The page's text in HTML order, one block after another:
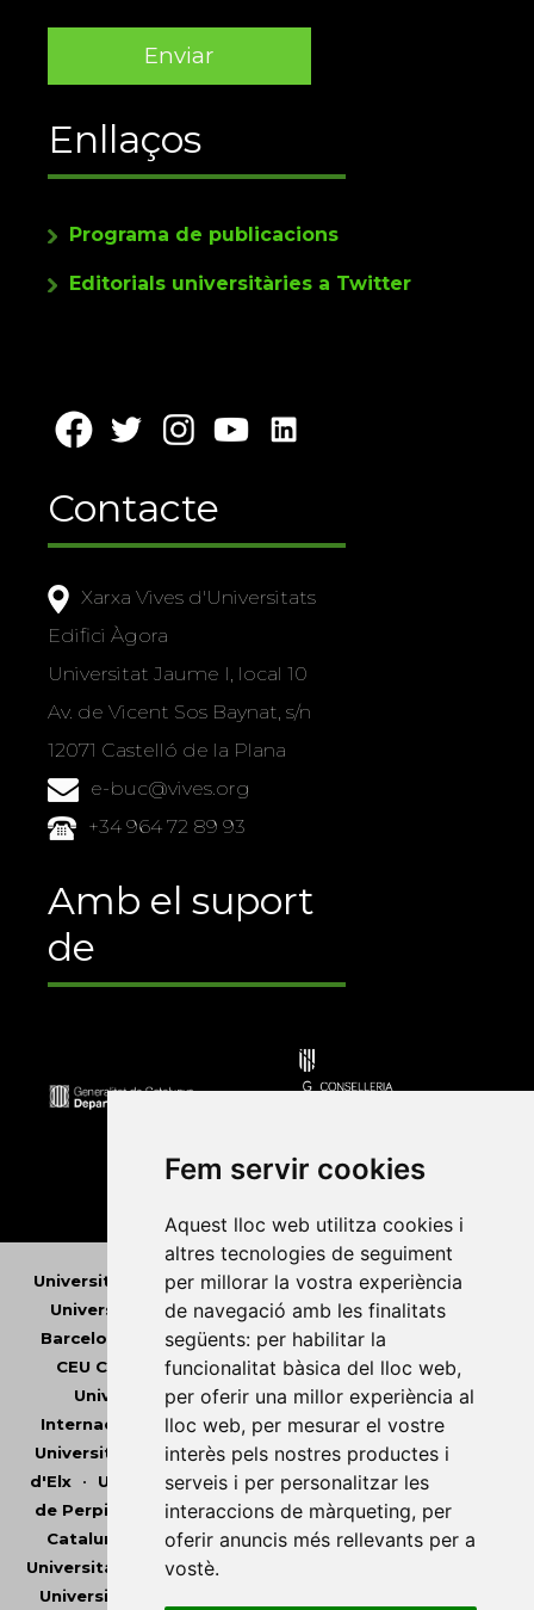
Fem servir cookies
Aquest lloc web utilitza cookies i
altres tecnologies de seguiment
per millorar la vostra experiència
de navegació amb les finalitats
següents: per habilitar la
funcionalitat bàsica del lloc web,
per oferir una millor experiència al
lloc web, per mesurar el vostre
interès pels nostres productes i
serveis i per personalitzar les
interaccions de màrqueting, per
oferir anuncis més rellevants per a
vostè.
Enllaços
Programa de publicacions
Editorials universitàries a Twitter
Contacte
Xarxa Vives d'Universitats
Edifici Àgora
Universitat Jaume I, local 10
Av. de Vicent Sos Baynat, s/n
12071 Castelló de la Plana
e-buc@vives.org
+34 964 72 89 93
Amb el suport
de
Universitat Abat Oliba CEU • Universitat d'Alacant
Universitat d'Andorra•Universitat Autònoma de
Barcelona
Universitat de Barcelona •
CEU Cardenal Herrera•Universitat de Girona
Universitat de les Illes Balears•Universitat
Internacional de Catalunya•Universitat Jaume I
Universitat de Lleida•Universitat Miguel Hernández
d'Elx• Universitat Oberta de Catalunya•Universitat
de Perpinyà Via Domitia•Universitat Politècnica de
Catalunya
Universitat Politècnica de València •
Universitat Pompeu Fabra
Universitat Rovira i Virgili